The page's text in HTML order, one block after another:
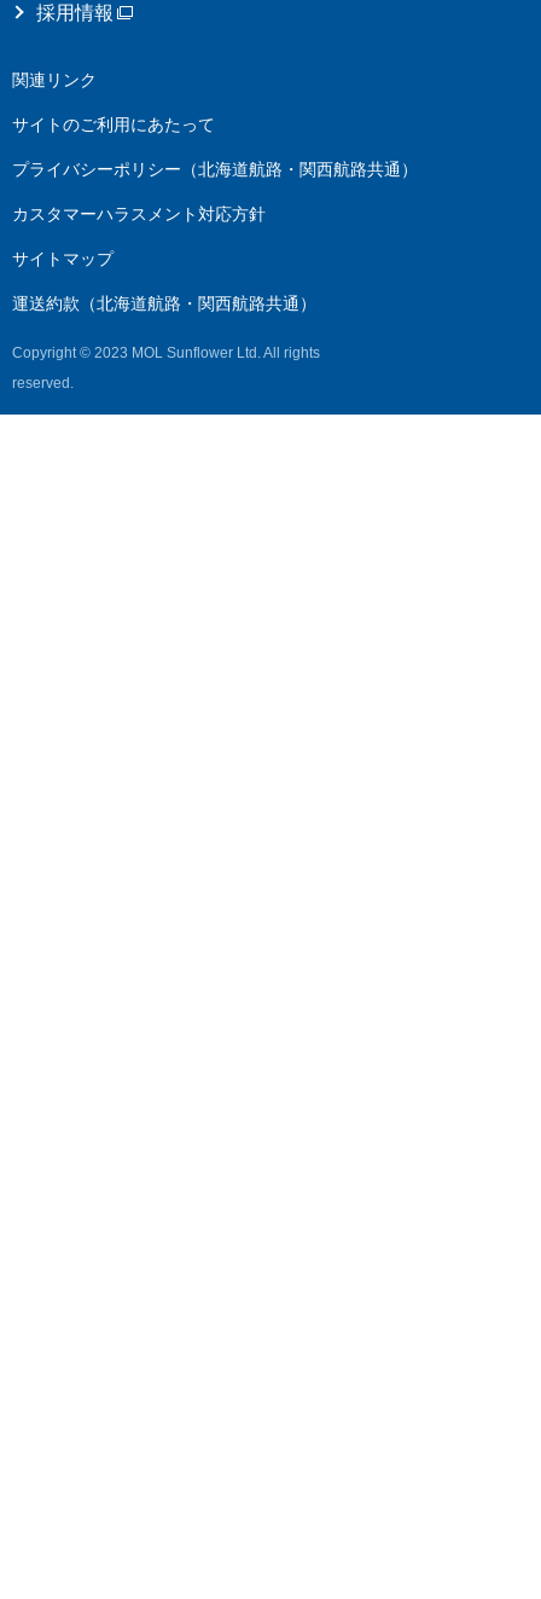
採用情報
関連リンク
サイトのご利用にあたって
プライバシーポリシー（北海道航路・関西航路共通）
カスタマーハラスメント対応方針
サイトマップ
運送約款（北海道航路・関西航路共通）
Copyright © 2023 MOL Sunflower Ltd. All rights
reserved.